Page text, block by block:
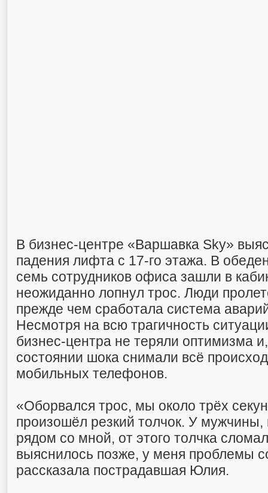
В бизнес-центре «Варшавка Sky»
падения лифта с 17-го этажа. В
семь сотрудников офиса зашли в
неожиданно лопнул трос. Люди
прежде чем сработала система
Несмотря на всю трагичность
бизнес-центра не теряли оптимизма
состоянии шока снимали всё
мобильных телефонов.
«Оборвался трос, мы около трёх
произошёл резкий толчок. У мужчины,
рядом со мной, от этого толчка
выяснилось позже, у меня проблемы
рассказала пострадавшая Юлия.